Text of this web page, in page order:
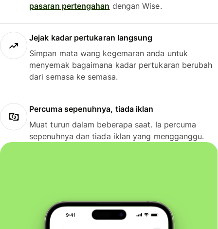
pasaran pertengahan dengan Wise.
Jejak kadar pertukaran langsung
Simpan mata wang kegemaran anda untuk
menyemak bagaimana kadar pertukaran berubah
dari semasa ke semasa.
Percuma sepenuhnya, tiada iklan
Muat turun dalam beberapa saat. Ia percuma
sepenuhnya dan tiada iklan yang mengganggu.